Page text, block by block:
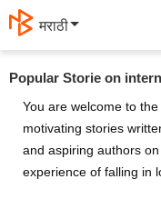
मराठी
Popular Storie on
You are welcome to
motivating stories
and aspiring authors
experience of falling in